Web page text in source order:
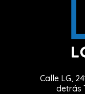
Calle LG,
detrás